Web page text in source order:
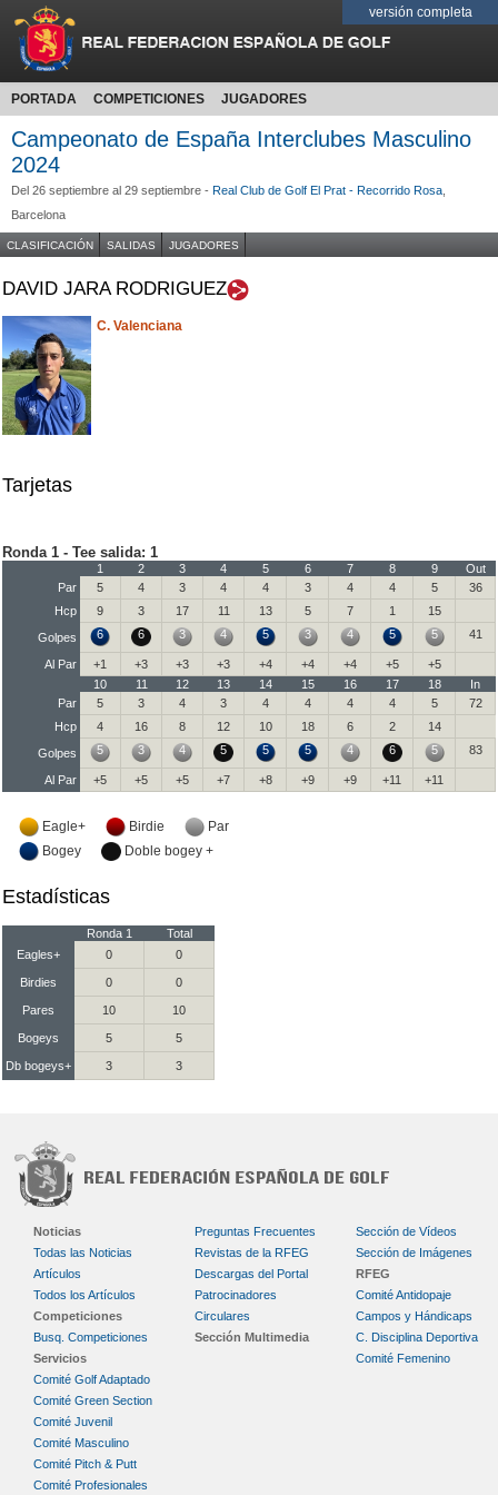
versión completa
PORTADA COMPETICIONES JUGADORES
Campeonato de España Interclubes Masculino
2024
Del 26 septiembre al 29 septiembre - Real Club de Golf El Prat - Recorrido Rosa
Barcelona
CLASIFICACIÓN SALIDAS JUGADORES
DAVID JARA RODRIGUEZ
C. Valenciana
Tarjetas
Ronda 1 - Tee salida: 1
1 2 3 4 5 6 7 8 9
Out
Par
5 4 3 4 4 3 4 4 5
36
Hcp
9 3 17 11 13 5 7 1
15
Golpes
6 6 3 4 5 3 4 5 5 41
Al Par +1 +3 +3 +3 +4 +4 +4 +5
+5
10
11 12 13 14 15 16 17 18
In
Par
5 3 4 3 4 4 4 4 5
72
Hcp
4 16 8 12 10 18 6 2
14
Golpes
5 3 4 5 5 5 4 6 5 83
Al Par +5 +5 +5 +7 +8 +9 +9 +11 +11
Eagle+ Birdie
Par
Bogey
Doble bogey +
Estadísticas
Ronda 1
Total
Eagles+
0 0
Birdies 0 0
Pares 10 10
Bogeys 5 5
Db bogeys+ 3 3
Noticias
Todas las Noticias
Artículos
Todos los Artículos
Competiciones
Busq. Competiciones
Servicios
Preguntas Frecuentes
Revistas de la RFEG
Descargas del Portal
Patrocinadores
Circulares
Sección Multimedia
Sección de Vídeos
Sección de Imágenes
RFEG
Comité Antidopaje
Campos y Hándicaps
C. Disciplina Deportiva
Comité Femenino
Comité Golf Adaptado
Comité Green Section
Comité Juvenil
Comité Masculino
Comité Pitch & Putt
Comité Profesionales